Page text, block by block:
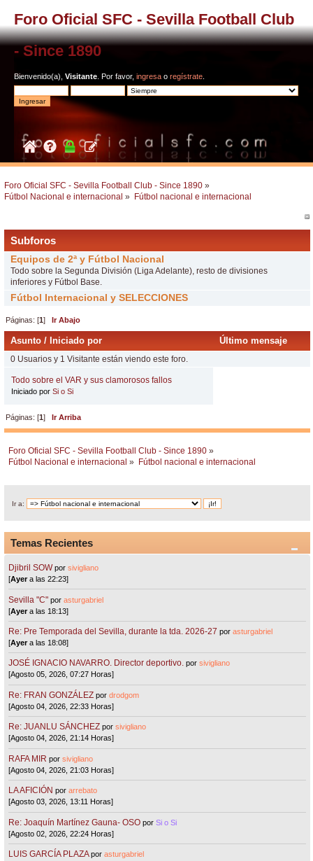
Foro Oficial SFC - Sevilla Football Club
- Since 1890
Bienvenido(a), Visitante . Por favor, ingresa o regístrate
Foro Oficial SFC - Sevilla Football Club - Since 1890 »
Fútbol Nacional e internacional » Fútbol nacional e internacional
Subforos
Equipos de 2ª y Fútbol Nacional
Todo sobre la Segunda División (Liga Adelante), resto de divisiones
inferiores y Fútbol Base.
Fútbol Internacional y SELECCIONES
Páginas: [1]Ir Abajo
Asunto / Iniciado por Último mensaje
0 Usuarios y 1 Visitante están viendo este foro.
Todo sobre el VAR y sus clamorosos fallos
Iniciado por Si o Si
Páginas: [1]Ir Arriba
Foro Oficial SFC - Sevilla Football Club - Since 1890 »
Fútbol Nacional e internacional » Fútbol nacional e internacional
Ir a:
Temas Recientes
Djibril SOW porsivigliano
[Ayera las 22:23]
Sevilla "C"porasturgabriel
[Ayera las 18:13]
Re: Pre Temporada del Sevilla, durante la tda. 2026-27 porasturgabriel
[Ayera las 18:08]
JOSÉ IGNACIO NAVARRO. Director deportivo. porsivigliano
[Agosto 05, 2026, 07:27 Horas]
Re: FRAN GONZÁLEZ pordrodgom
[Agosto 04, 2026, 22:33 Horas]
Re: JUANLU SÁNCHEZ porsivigliano
[Agosto 04, 2026, 21:14 Horas]
RAFA MIR porsivigliano
[Agosto 04, 2026, 21:03 Horas]
LA AFICIÓN porarrebato
[Agosto 03, 2026, 13:11 Horas]
Re: Joaquín Martínez Gauna- OSO porSi o Si
[Agosto 02, 2026, 22:24 Horas]
LUIS GARCÍA PLAZA porasturgabriel